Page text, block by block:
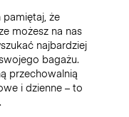
że
możesz na nas
najbardziej
bagażu.
przechowalnią
i dzienne – to